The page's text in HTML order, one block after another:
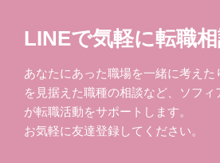
LINEで気軽に転職
あなたにあった職場を一緒に考えた
を見据えた職種の相談など、ソフィ
が転職活動をサポートします。
お気軽に友達登録してください。